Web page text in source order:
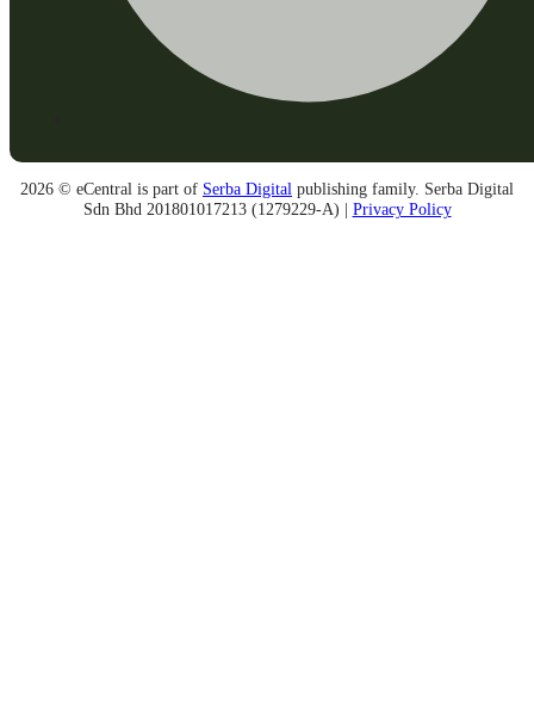
2026 © eCentral is part of Serba Digital publishing family. Serba Digital
Sdn Bhd 201801017213 (1279229-A) | Privacy Policy